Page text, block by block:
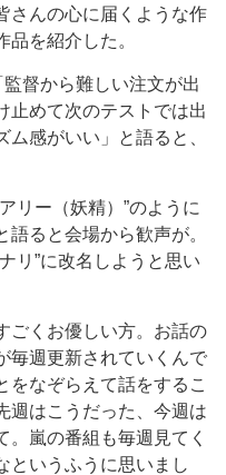
さんの心に届くような作
を紹介した。
督から難しい注文が出
止めて次のテストでは出
感がいい」と語ると、
リー（妖精）”のように
ると会場から歓声が。
リ”に改名しようと思い
くお優しい方。お話の
毎週更新されていくんで
をなぞらえて話をするこ
週はこうだった、今週は
。嵐の番組も毎週見てく
というふうに思いまし